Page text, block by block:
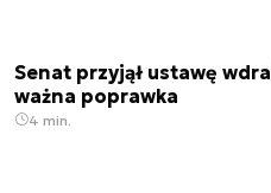
Senat przyjął ustawę
ważna poprawka
4 min.